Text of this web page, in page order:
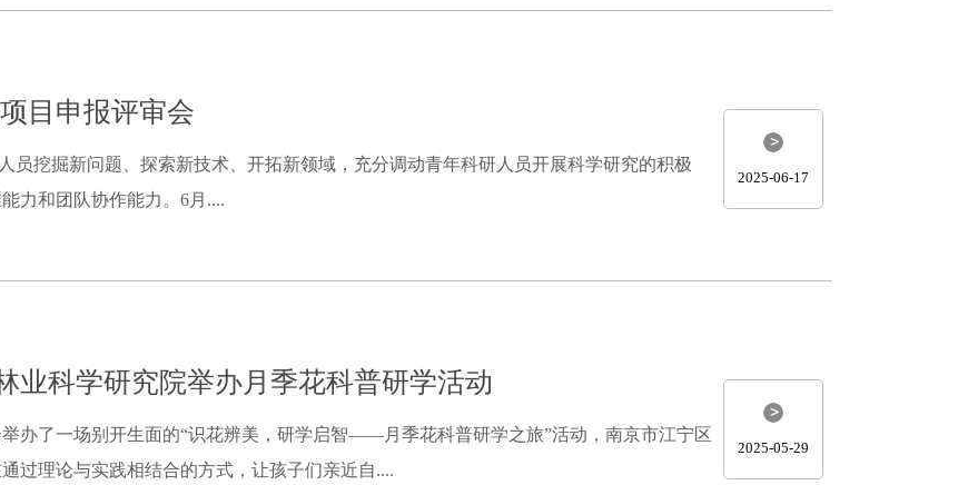
目申报评审会
挖掘新问题、探索新技术、开拓新领域，充分调动青年科研人员开展科学研究的积极
力和团队协作能力。6月....
2025-06-17
科学研究院举办月季花科普研学活动
办了一场别开生面的“识花辨美，研学启智——月季花科普研学之旅”活动，南京市江宁区
过理论与实践相结合的方式，让孩子们亲近自....
2025-05-29